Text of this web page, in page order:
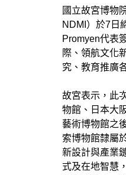
國立故宮博物
NDMI）於7日
Promyen代表
際、領航文化
究、教育推廣
故宮表示，此
物館、日本大
藝術博物館之
索博物館隸屬
新設計與產業
式及在地智慧